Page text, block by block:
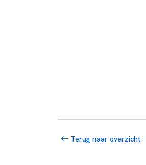
Terug naar overzicht